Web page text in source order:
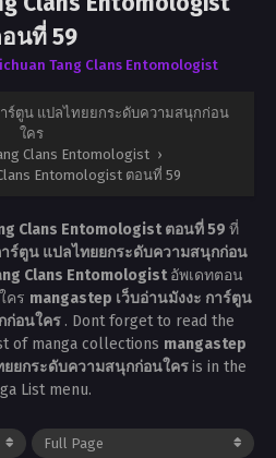
นที่ 59
Tang Clans Entomologist
าร์ตูน แปลไทยยกระดับความสนุกก่อน
ใคร
Clans Entomologist ›
Entomologist ตอนที่ 59
Clans Entomologist ตอนที่ 59 ที่
ร์ตูน แปลไทยยกระดับความสนุกก่อน
Clans Entomologistอัพเดทตอน
คร mangastep เว็บอ่านมังงะ การ์ตูน
ก่อนใคร . Dont forget to read the
of manga collections mangastep
ยยกระดับความสนุกก่อนใครis in the
List menu.